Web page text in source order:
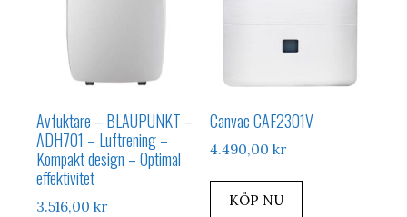
Avfuktare – BLAUPUNKT –
ADH701 – Luftrening –
Kompakt design – Optimal
effektivitet
3.516,00 kr
Canvac CAF2301V
4.490,00kr
KÖP NU